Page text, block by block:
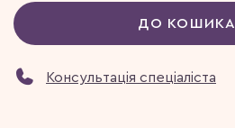
ДО КОШИКА
Консультація спеціаліста